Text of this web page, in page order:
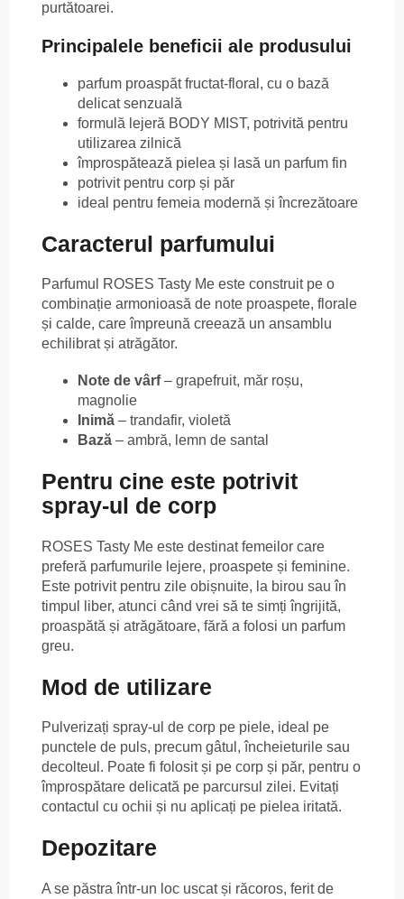
purtătoarei.
Principalele beneficii ale produsului
parfum proaspăt fructat-floral, cu o bază
delicat senzuală
formulă lejeră BODY MIST, potrivită pentru
utilizarea zilnică
împrospătează pielea și lasă un parfum fin
potrivit pentru corp și păr
ideal pentru femeia modernă și încrezătoare
Caracterul parfumului
Parfumul ROSES Tasty Me este construit pe o
combinație armonioasă de note proaspete, florale
și calde, care împreună creează un ansamblu
echilibrat și atrăgător.
Note de vârf– grapefruit, măr roșu,
magnolie
Inimă – trandafir, violetă
Bază – ambră, lemn de santal
Pentru cine este potrivit
spray-ul de corp
ROSES Tasty Me este destinat femeilor care
preferă parfumurile lejere, proaspete și feminine.
Este potrivit pentru zile obișnuite, la birou sau în
timpul liber, atunci când vrei să te simți îngrijită,
proaspătă și atrăgătoare, fără a folosi un parfum
greu.
Mod de utilizare
Pulverizați spray-ul de corp pe piele, ideal pe
punctele de puls, precum gâtul, încheieturile sau
decolteul. Poate fi folosit și pe corp și păr, pentru o
împrospătare delicată pe parcursul zilei. Evitați
contactul cu ochii și nu aplicați pe pielea iritată.
Depozitare
A se păstra într-un loc uscat și răcoros, ferit de